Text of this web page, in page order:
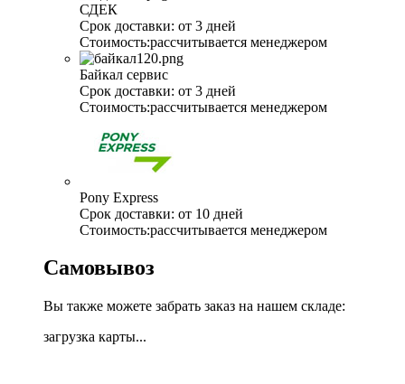
СДЕК
Срок доставки: от 3 дней
Стоимость:рассчитывается менеджером
Байкал сервис
Срок доставки: от 3 дней
Стоимость:рассчитывается менеджером
Pony Express
Срок доставки: от 10 дней
Стоимость:рассчитывается менеджером
Самовывоз
Вы также можете забрать заказ на нашем складе:
загрузка карты...